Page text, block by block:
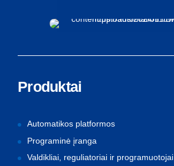
Produktai
Automatikos platformos
Programinė įranga
Valdikliai, reguliatoriai ir programuotojai